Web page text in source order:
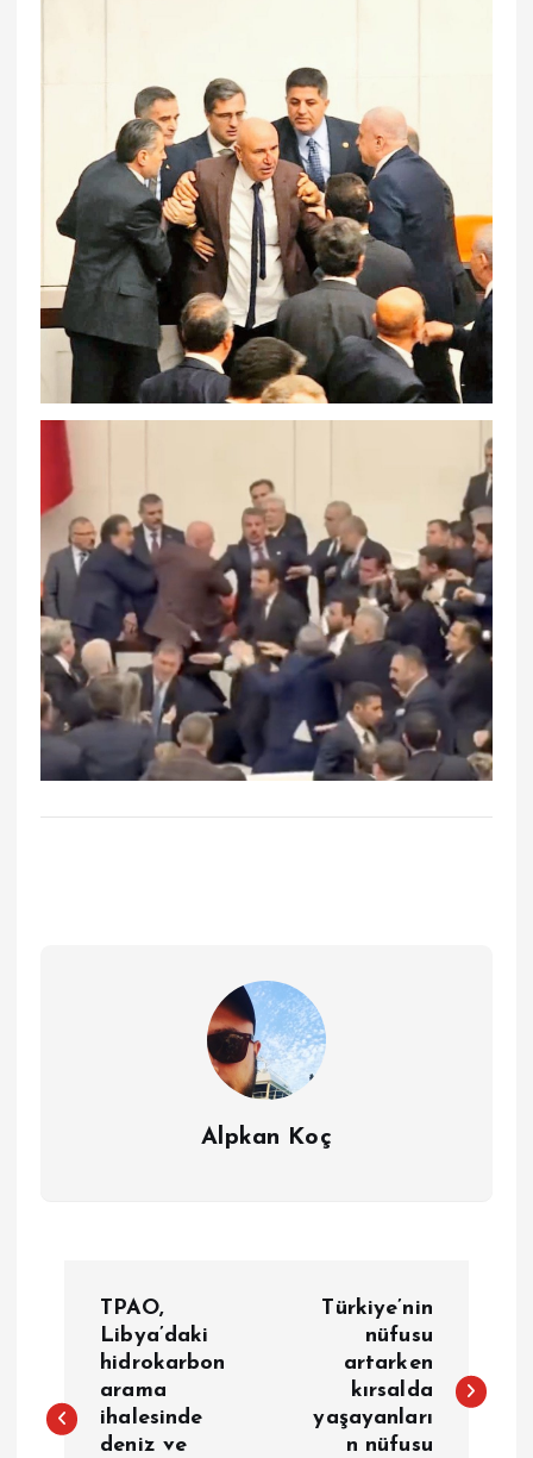
Alpkan Koç
z
TPAO,
Libya’daki
hidrokarbon
arama
ihalesinde
deniz ve
Türkiye’nin
nüfusu
artarken
kırsalda
yaşayanları
n nüfusu